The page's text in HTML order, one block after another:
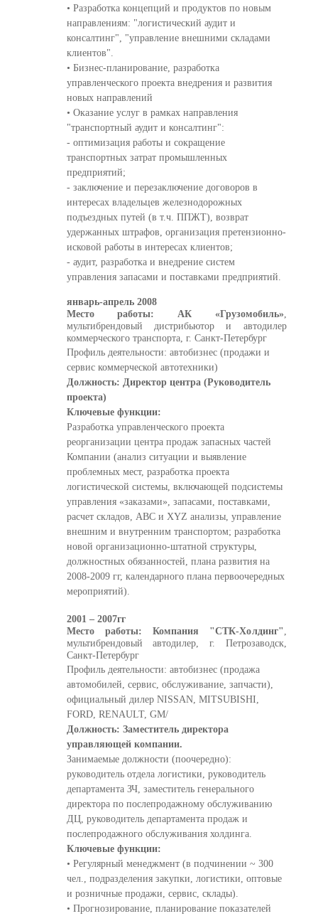
• Разработка концепций и продуктов по новым
направлениям: "логистический аудит и
консалтинг", "управление внешними складами
клиентов".
• Бизнес-планирование, разработка
управленческого проекта внедрения и развития
новых направлений
• Оказание услуг в рамках направления
"транспортный аудит и консалтинг":
- оптимизация работы и сокращение
транспортных затрат промышленных
предприятий;
- заключение и перезаключение договоров в
интересах владельцев железнодорожных
подъездных путей (в т.ч. ППЖТ), возврат
удержанных штрафов, организация претензионно-
исковой работы в интересах клиентов;
- аудит, разработка и внедрение систем
управления запасами и поставками предприятий.
январь-апрель 2008
Место работы: АК «Грузомобиль»,
мультибрендовый дистрибьютор и автодилер
коммерческого транспорта, г. Санкт-Петербург
Профиль деятельности: автобизнес (продажи и
сервис коммерческой автотехники)
Должность: Директор центра (Руководитель
проекта)
Ключевые функции:
Разработка управленческого проекта
реорганизации центра продаж запасных частей
Компании (анализ ситуации и выявление
проблемных мест, разработка проекта
логистической системы, включающей подсистемы
управления «заказами», запасами, поставками,
расчет складов, АВС и XYZ анализы, управление
внешним и внутренним транспортом; разработка
новой организационно-штатной структуры,
должностных обязанностей, плана развития на
2008-2009 гг, календарного плана первоочередных
мероприятий).
2001 – 2007гг
Место работы: Компания "СТК-Холдинг",
мультибрендовый автодилер, г. Петрозаводск,
Санкт-Петербург
Профиль деятельности: автобизнес (продажа
автомобилей, сервис, обслуживание, запчасти),
официальный дилер NISSAN, MITSUBISHI,
FORD, RENAULT, GM/
Должность: Заместитель директора
управляющей компании.
Занимаемые должности (поочередно):
руководитель отдела логистики, руководитель
департамента ЗЧ, заместитель генерального
директора по послепродажному обслуживанию
ДЦ, руководитель департамента продаж и
послепродажного обслуживания холдинга.
Ключевые функции:
• Регулярный менеджмент (в подчинении ~ 300
чел., подразделения закупки, логистики, оптовые
и розничные продажи, сервис, склады).
• Прогнозирование, планирование показателей